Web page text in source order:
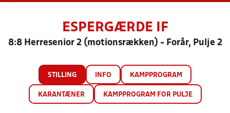
ESPERGÆRDE IF
8:8 Herresenior 2 (motionsrækken) - Forår, Pulje 2
STILLING INFO KAMPPROGRAM
KARANTÆNER KAMPPROGRAM FOR PULJE